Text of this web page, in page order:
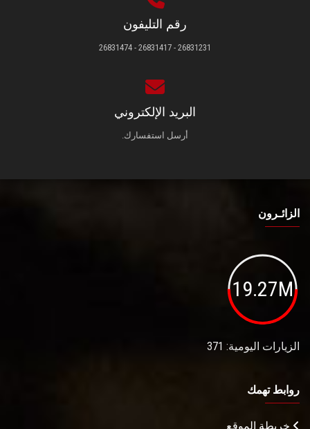
رقم التليفون
26831231 - 26831417 - 26831474
البريد الإلكتروني
أرسل استفسارك.
الزائـرون
19.27M
الزيارات اليومية: 371
روابط تهمك
خريطة الموقع